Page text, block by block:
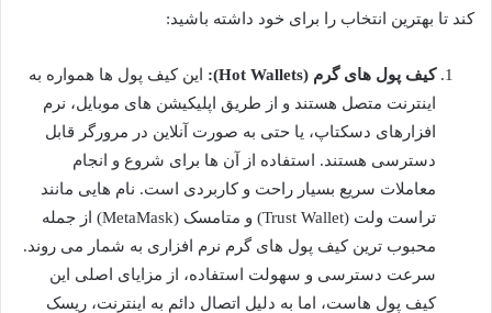
کند تا بهترین انتخاب را برای خود داشته باشید:
کیف پول های گرم (Hot Wallets):
این کیف پول ها همواره به
اینترنت متصل هستند و از طریق اپلیکیشن های موبایل، نرم
افزارهای دسکتاپ، یا حتی به صورت آنلاین در مرورگر قابل
دسترسی هستند. استفاده از آن ها برای شروع و انجام
معاملات سریع بسیار راحت و کاربردی است. نام هایی مانند
تراست ولت (Trust Wallet) و متامسک (MetaMask) از جمله
محبوب ترین کیف پول های گرم نرم افزاری به شمار می روند.
سرعت دسترسی و سهولت استفاده، از مزایای اصلی این
کیف پول هاست، اما به دلیل اتصال دائم به اینترنت، ریسک